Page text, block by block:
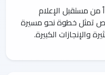
من مستقبل الإعلام
تمثل خطوة نحو مسيرة
والإنجازات الكبيرة.